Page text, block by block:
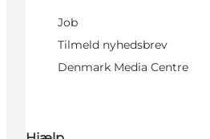
Job
Tilmeld nyhedsbrev
Denmark Media Centre